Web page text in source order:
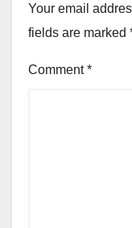
Your email
fields are marked
Comment*